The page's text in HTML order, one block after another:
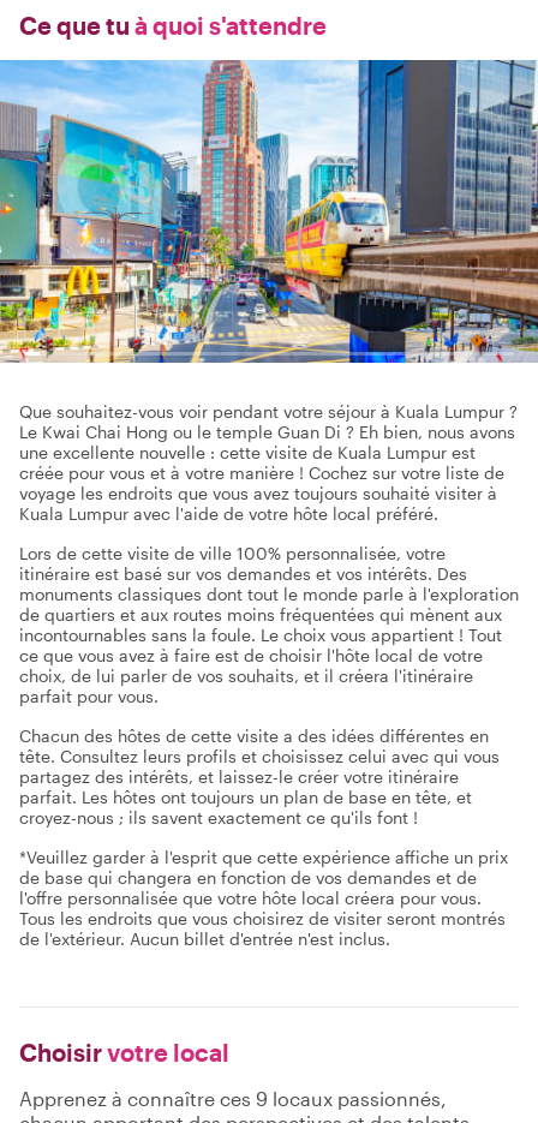
Ce que tu à quoi s'attendre
Que souhaitez-vous voir pendant votre séjour à Kuala Lumpur ?
Le Kwai Chai Hong ou le temple Guan Di ? Eh bien, nous avons
une excellente nouvelle : cette visite de Kuala Lumpur est
créée pour vous et à votre manière ! Cochez sur votre liste de
voyage les endroits que vous avez toujours souhaité visiter à
Kuala Lumpur avec l'aide de votre hôte local préféré.
Lors de cette visite de ville 100% personnalisée, votre
itinéraire est basé sur vos demandes et vos intérêts. Des
monuments classiques dont tout le monde parle à l'exploration
de quartiers et aux routes moins fréquentées qui mènent aux
incontournables sans la foule. Le choix vous appartient ! Tout
ce que vous avez à faire est de choisir l'hôte local de votre
choix, de lui parler de vos souhaits, et il créera l'itinéraire
parfait pour vous.
Chacun des hôtes de cette visite a des idées différentes en
tête. Consultez leurs profils et choisissez celui avec qui vous
partagez des intérêts, et laissez-le créer votre itinéraire
parfait. Les hôtes ont toujours un plan de base en tête, et
croyez-nous ; ils savent exactement ce qu'ils font !
*Veuillez garder à l'esprit que cette expérience affiche un prix
de base qui changera en fonction de vos demandes et de
l'offre personnalisée que votre hôte local créera pour vous.
Tous les endroits que vous choisirez de visiter seront montrés
de l'extérieur. Aucun billet d'entrée n'est inclus.
Choisirvotre local
Apprenez à connaître ces 9 locaux passionnés,